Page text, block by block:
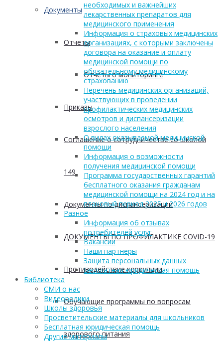
Документы
Отчеты
Отчеты о мониторинге
Приказы
Соглашение о сотрудничестве со школой
149
Документы по диспансеризации
ДОКУМЕНТЫ ПО ПРОФИЛАКТИКЕ COVID-19
Противодействие коррупции
Обучающие программы по вопросам
здорового питания
необходимых и важнейших
лекарственных препаратов для
медицинского применения
Информация о страховых медицинских
организациях, с которыми заключены
договора на оказание и оплату
медицинской помощи по
обязательному медицинскому
страхованию
Перечень медицинских организаций,
участвующих в проведении
профилактических медицинских
осмотров и диспансеризации
взрослого населения
О видах оказываемой медицинской
помощи
Информация о возможности
получения медицинской помощи
Программа государственных гарантий
бесплатного оказания гражданам
медицинской помощи на 2024 год и на
плановый период 2025 и 2026 годов
Разное
Информация об отзывах
потребителей услуг
Вакансии
Наши партнеры
Защита персональных данных
Бесплатная юридическая помощь
Библиотека
СМИ о нас
Видеоролики
Школы здоровья
Просветительские материалы для школьников
Бесплатная юридическая помощь
Другие материалы